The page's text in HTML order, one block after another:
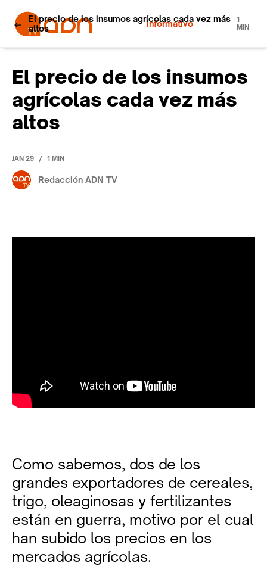
Informativo
El precio de los insumos agrícolas cada vez más
altos
1
MIN
El precio de los insumos
agrícolas cada vez más
altos
JAN 29 / 1 MIN
Redacción ADN TV
Como sabemos, dos de los
grandes exportadores de cereales,
trigo, oleaginosas y fertilizantes
están en guerra, motivo por el cual
han subido los precios en los
mercados agrícolas.